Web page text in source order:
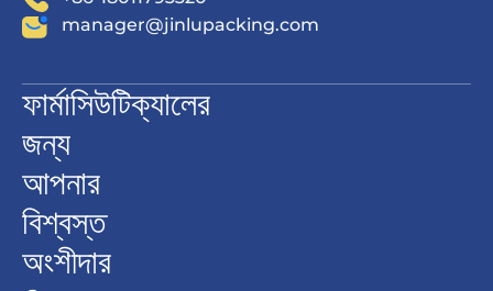
manager@jinlupacking.com
ফার্মাসিউটিক্যালের
জন্য
আপনার
বিশ্বস্ত
অংশীদার